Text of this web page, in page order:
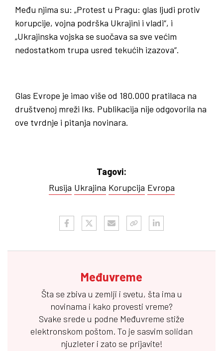
Među njima su: „Protest u Pragu: glas ljudi protiv
korupcije, vojna podrška Ukrajini i vladi“, i
„Ukrajinska vojska se suočava sa sve većim
nedostatkom trupa usred tekućih izazova“.
Glas Evrope je imao više od 180.000 pratilaca na
društvenoj mreži Iks. Publikacija nije odgovorila na
ove tvrdnje i pitanja novinara.
Tagovi:
Rusija Ukrajina Korupcija Evropa
Međuvreme
Šta se zbiva u zemlji i svetu, šta ima u
novinama i kako provesti vreme?
Svake srede u podne Međuvreme stiže
elektronskom poštom. To je sasvim solidan
njuzleter i zato se prijavite!